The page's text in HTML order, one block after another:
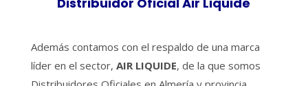
Además contamos con el respaldo de una marca
líder en el sector, AIR LIQUIDE, de la que somos